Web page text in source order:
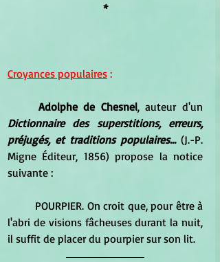
*
Croyances populaires :
Adolphe de Chesnel
Dictionnaire des superstitions, erreurs,
préjugés, et traditions populaires... (J.-P.
Migne Éditeur, 1856) propose la notice
suivante :
l'abri de visions fâcheuses durant la nuit,
il suffit de placer du pourpier sur son lit.